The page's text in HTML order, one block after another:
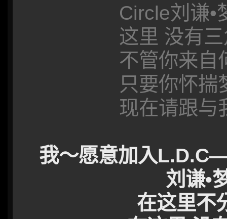
Circle刘谦•
这里 没有
不管你来自
只要你怀揣
现在请跟与
我～愿意加入
刘谦•
在这里不